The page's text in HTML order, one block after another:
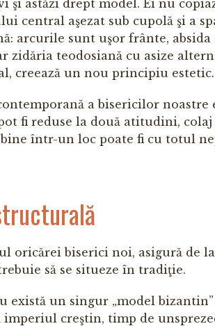
şi astăzi drept model. Ei nu
central aşezat sub cupolă şi a
arcurile sunt uşor frânte,
teodosiană cu asize
creează un nou principiu estetic.
a bisericilor noastre
fi reduse la două atitudini, colaj
bine într-un loc poate fi cu totul
oricărei biserici noi, asigură de
să se situeze în tradiţie.
există un singur „model
creştin, timp de